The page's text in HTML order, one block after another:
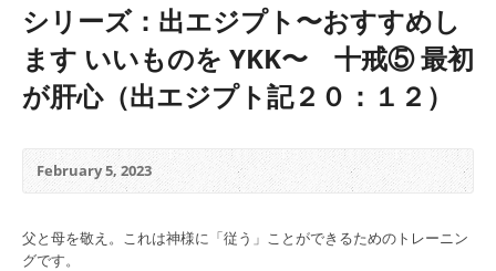
シリーズ：出エジプト〜おすすめし
ます いいものを YKK〜 十戒⑤ 最初
が肝心（出エジプト記２０：１２）
February 5, 2023
父と母を敬え。これは神様に「従う」ことができるためのトレーニン
グです。